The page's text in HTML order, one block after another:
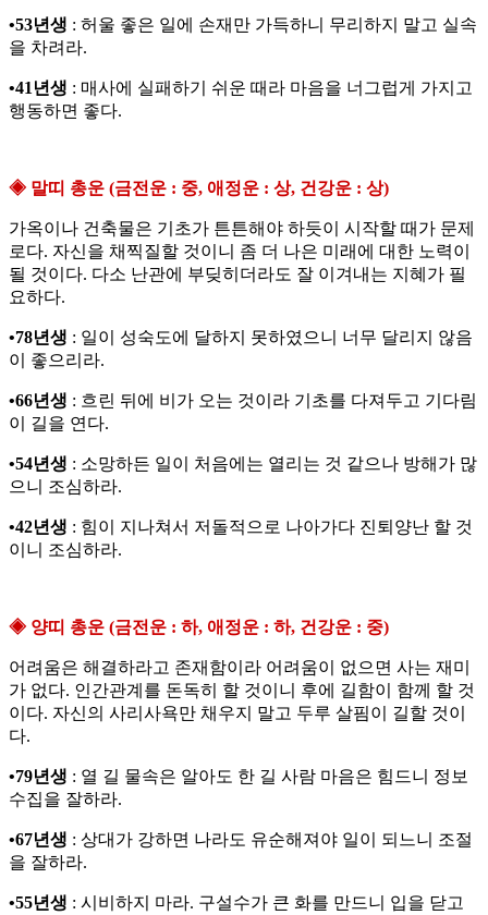
•53년생 : 허울 좋은 일에 손재만 가득하니 무리하지 말고 실속
을 차려라.
•41년생 : 매사에 실패하기 쉬운 때라 마음을 너그럽게 가지고
행동하면 좋다.
◈ 말띠 총운 (금전운 : 중, 애정운 : 상, 건강운 : 상)
가옥이나 건축물은 기초가 튼튼해야 하듯이 시작할 때가 문제
로다. 자신을 채찍질할 것이니 좀 더 나은 미래에 대한 노력이
될 것이다. 다소 난관에 부딪히더라도 잘 이겨내는 지혜가 필
요하다.
•78년생 : 일이 성숙도에 달하지 못하였으니 너무 달리지 않음
이 좋으리라.
•66년생 : 흐린 뒤에 비가 오는 것이라 기초를 다져두고 기다림
이 길을 연다.
•54년생 : 소망하든 일이 처음에는 열리는 것 같으나 방해가 많
으니 조심하라.
•42년생 : 힘이 지나쳐서 저돌적으로 나아가다 진퇴양난 할 것
이니 조심하라.
◈ 양띠 총운 (금전운 : 하, 애정운 : 하, 건강운 : 중)
어려움은 해결하라고 존재함이라 어려움이 없으면 사는 재미
가 없다. 인간관계를 돈독히 할 것이니 후에 길함이 함께 할 것
이다. 자신의 사리사욕만 채우지 말고 두루 살핌이 길할 것이
다.
•79년생 : 열 길 물속은 알아도 한 길 사람 마음은 힘드니 정보
수집을 잘하라.
•67년생 : 상대가 강하면 나라도 유순해져야 일이 되느니 조절
을 잘하라.
•55년생 : 시비하지 마라. 구설수가 큰 화를 만드니 입을 닫고